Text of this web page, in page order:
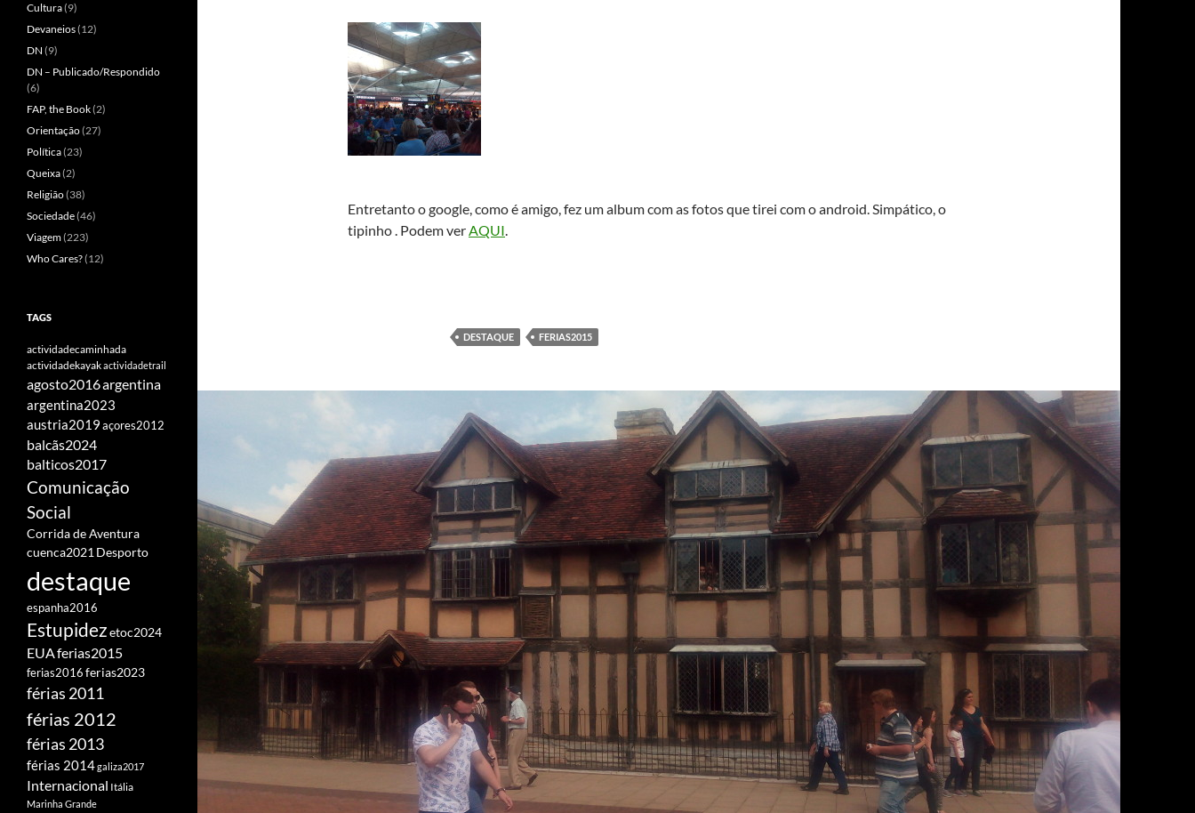
Entretanto o google, como é amigo, fez um album com as fotos que tirei com o android. Simpático, o
tipinho . Podem verAQUI.
DESTAQUE FERIAS2015
Cultura(9)
Devaneios(12)
DN (9)
DN – Publicado/Respondido
(6)
FAP, the Book(2)
Orientação(27)
Política(23)
Queixa(2)
Religião(38)
Sociedade(46)
Viagem(223)
Who Cares?(12)
TAGS
actividadecaminhada
actividadekayakactividadetrail
agosto2016argentina
argentina2023
austria2019açores2012
balcãs2024
balticos2017
Comunicação
Social
Corrida de Aventura
cuenca2021 Desporto
destaque
espanha2016
Estupidezetoc2024
EUAferias2015
ferias2016ferias2023
férias 2011
férias 2012
férias 2013
férias 2014galiza2017
Internacional Itália
Marinha Grande